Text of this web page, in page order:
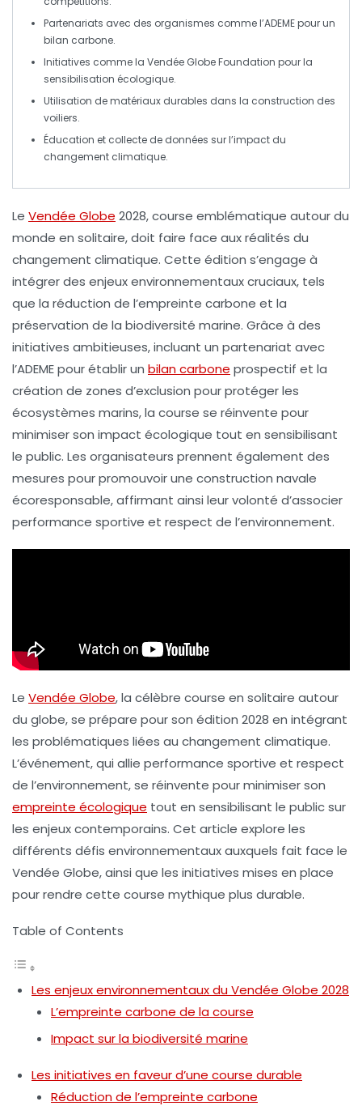
Partenariats avec des organismes comme l’ADEMEpour un
bilan carbone.
Initiatives comme la Vendée Globe Foundation pour la
sensibilisation écologique.
Utilisation de matériaux durables dans la construction des
voiliers.
Éducation et collecte de données sur l’impact du
changement climatique.
Le Vendée Globe 2028, course emblématique autour du
monde en solitaire, doit faire face aux réalités du
changement climatique. Cette édition s’engage à
intégrer des enjeux environnementaux cruciaux, tels
que la réduction de l’empreinte carbone et la
préservation de la biodiversité marine. Grâce à des
initiatives ambitieuses, incluant un partenariat avec
l’ADEMEpour établir un bilan carbone prospectif et la
création de zones d’exclusion pour protéger les
écosystèmes marins, la course se réinvente pour
minimiser son impact écologique tout en sensibilisant
le public. Les organisateurs prennent également des
mesures pour promouvoir une construction navale
écoresponsable, affirmant ainsi leur volonté d’associer
performance sportive et respect de l’environnement.
Le Vendée Globe, la célèbre course en solitaire autour
du globe, se prépare pour son édition 2028 en intégrant
les problématiques liées au changement climatique.
L’événement, qui allie performance sportive et respect
de l’environnement, se réinvente pour minimiser son
empreinte écologique tout en sensibilisant le public sur
les enjeux contemporains. Cet article explore les
différents défis environnementaux auxquels fait face le
Vendée Globe, ainsi que les initiatives mises en place
pour rendre cette course mythique plus durable.
Table of Contents
Les enjeux environnementaux du Vendée Globe 2028
L’empreinte carbone de la course
Impact sur la biodiversité marine
Les initiatives en faveur d’une course durable
Réduction de l’empreinte carbone